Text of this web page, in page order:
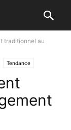
traditionnel au
Tendance
tendances